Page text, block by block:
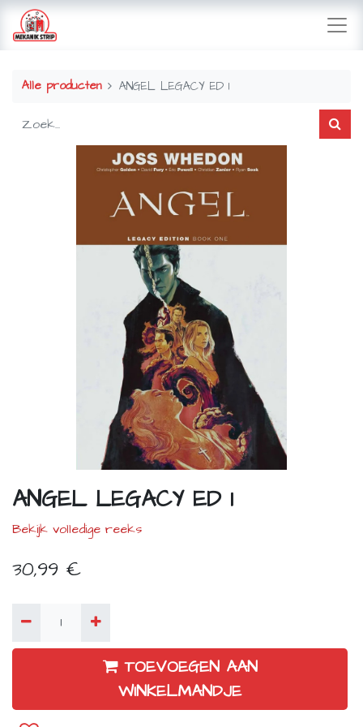
Alle producten ANGEL LEGACY ED 1
ANGEL LEGACY ED 1
Bekijk volledige reeks
30,99 €
TOEVOEGEN AAN
WINKELMANDJE